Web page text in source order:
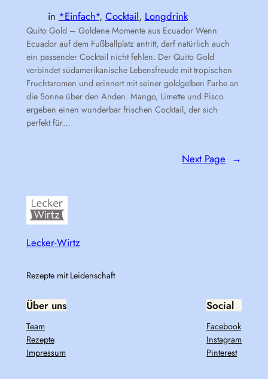
in *Einfach*, Cocktail, Longdrink
Quito Gold – Goldene Momente aus Ecuador Wenn
Ecuador auf dem Fußballplatz antritt, darf natürlich auch
ein passender Cocktail nicht fehlen. Der Quito Gold
verbindet südamerikanische Lebensfreude mit tropischen
Fruchtaromen und erinnert mit seiner goldgelben Farbe an
die Sonne über den Anden. Mango, Limette und Pisco
ergeben einen wunderbar frischen Cocktail, der sich
perfekt für…
Next Page →
Lecker-Wirtz
Rezepte mit Leidenschaft
Über uns
Team
Rezepte
Impressum
Social
Facebook
Instagram
Pinterest